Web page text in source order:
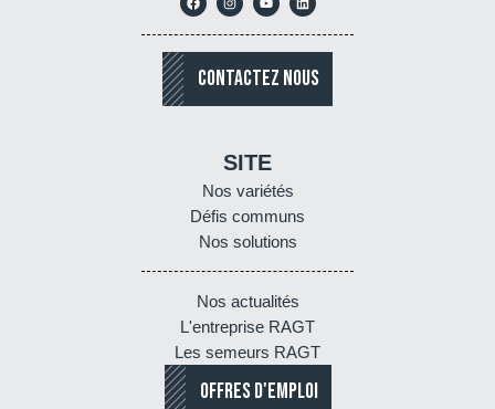
CONTACTEZ NOUS
SITE
Nos variétés
Défis communs
Nos solutions
Nos actualités
L'entreprise RAGT
Les semeurs RAGT
OFFRES D'EMPLOI